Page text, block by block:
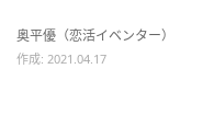
奥平優（恋活イベンター）
作成: 2021.04.17